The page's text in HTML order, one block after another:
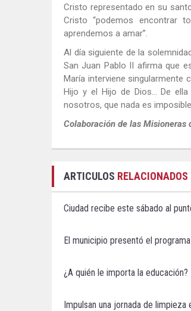
Cristo representado en su
Cristo “podemos encontrar
aprendemos a amar”.
Al día siguiente de la
San Juan Pablo II afirma que
María interviene singularmente
Hijo y el Hijo de Dios… De
nosotros, que nada es imposible
Colaboración de las Misioneras
ARTICULOS RELACIONADOS
Ciudad recibe este sábado al
El municipio presentó el
¿A quién le importa la educación?
Impulsan una jornada de limpieza